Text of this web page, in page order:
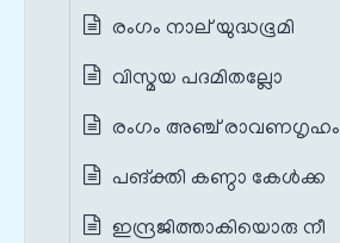
രംഗം നാല് യുദ്ധഭൂമി
വിസ്മയ പദമിതല്ലോ
രംഗം അഞ്ച് രാവണഗൃഹം
പങ്‌ക്തി കണ്ഠാ കേള്‍ക്ക
ഇന്ദ്രജിത്താകിയൊരു നീ